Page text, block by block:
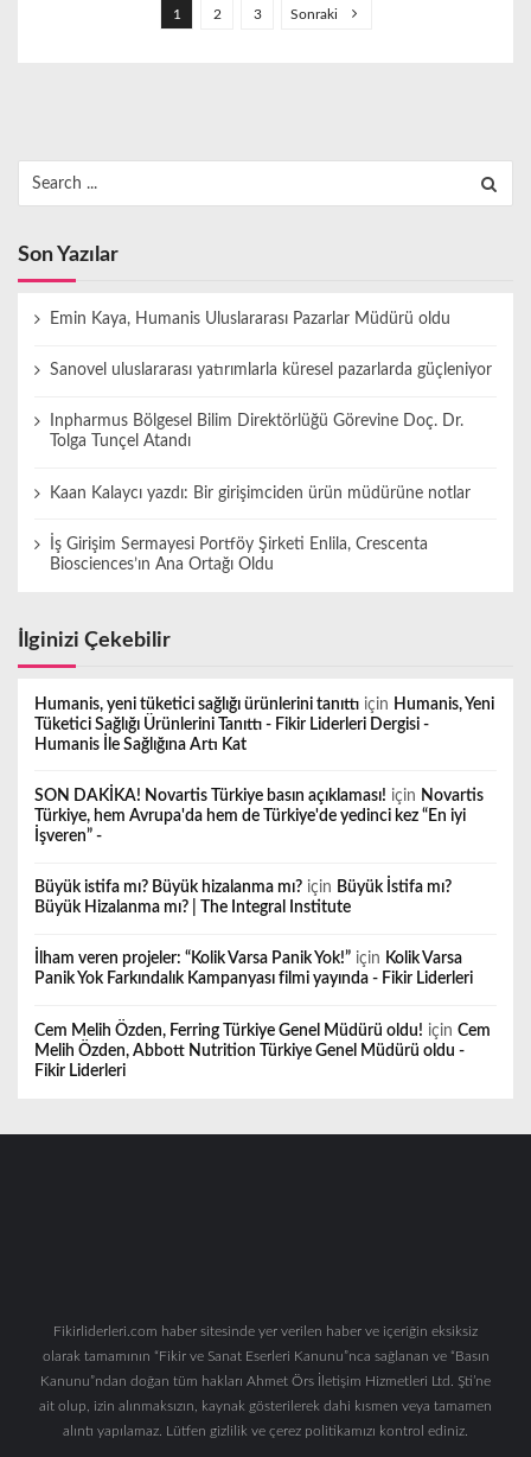
y
f
a
l
a
a
s
1 2 3 Sonraki
for:
Son Yazılar
Emin Kaya, Humanis Uluslararası Pazarlar Müdürü oldu
Sanovel uluslararası yatırımlarla küresel pazarlarda güçleniyor
Inpharmus Bölgesel Bilim Direktörlüğü Görevine Doç. Dr.
Tolga Tunçel Atandı
Kaan Kalaycı yazdı: Bir girişimciden ürün müdürüne notlar
İş Girişim Sermayesi Portföy Şirketi Enlila, Crescenta
Biosciences’ın Ana Ortağı Oldu
İlginizi Çekebilir
Humanis, yeni tüketici sağlığı ürünlerini tanıttı için Humanis, Yeni
Tüketici Sağlığı Ürünlerini Tanıttı - Fikir Liderleri Dergisi -
Humanis İle Sağlığına Artı Kat
SON DAKİKA! Novartis Türkiye basın açıklaması! için Novartis
Türkiye, hem Avrupa'da hem de Türkiye'de yedinci kez “En iyi
İşveren” -
Büyük istifa mı? Büyük hizalanma mı? için Büyük İstifa mı?
Büyük Hizalanma mı? | The Integral Institute
İlham veren projeler: “Kolik Varsa Panik Yok!” için Kolik Varsa
Panik Yok Farkındalık Kampanyası filmi yayında - Fikir Liderleri
Cem Melih Özden, Ferring Türkiye Genel Müdürü oldu! için Cem
Melih Özden, Abbott Nutrition Türkiye Genel Müdürü oldu -
Fikir Liderleri
Fikirliderleri.com haber sitesinde yer verilen haber ve içeriğin eksiksiz
olarak tamamının “Fikir ve Sanat Eserleri Kanunu”nca sağlanan ve “Basın
Kanunu”ndan doğan tüm hakları Ahmet Örs İletişim Hizmetleri Ltd. Şti’ne
ait olup, izin alınmaksızın, kaynak gösterilerek dahi kısmen veya tamamen
alıntı yapılamaz. Lütfen gizlilik ve çerez politikamızı kontrol ediniz.